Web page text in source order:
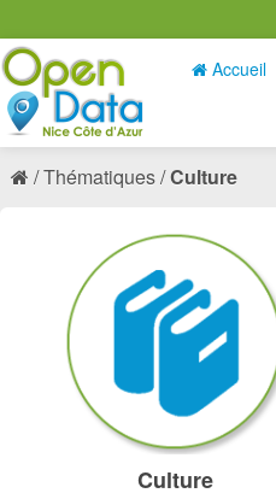
Accueil
Thématiques Culture
Culture